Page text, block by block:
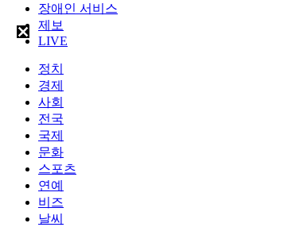
장애인 서비스
제보
LIVE
정치
경제
사회
전국
국제
문화
스포츠
연예
비즈
날씨